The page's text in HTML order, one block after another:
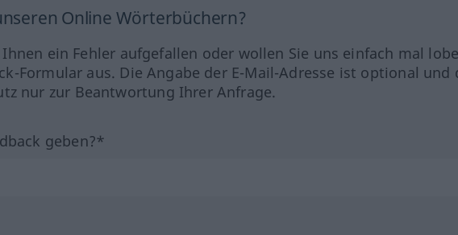
Online Wörterbüchern?
ein Fehler aufgefallen oder wollen Sie uns einfach mal
Formular aus. Die Angabe der E-Mail-Adresse ist optional und
nur zur Beantwortung Ihrer Anfrage.
geben?*